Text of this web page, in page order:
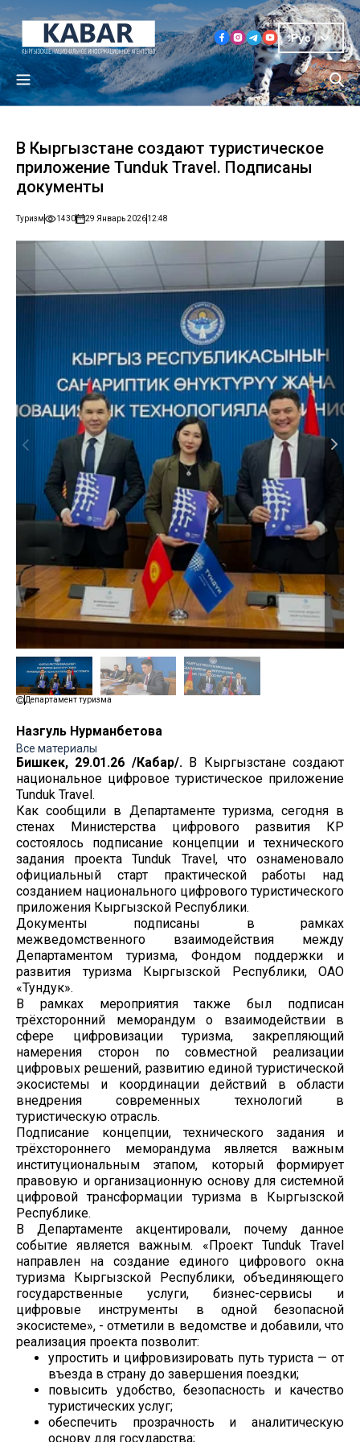
Рус
В Кыргызстане создают туристическое
приложение Tunduk Travel. Подписаны
документы
Туризм 1430 29 Январь 202612:48
Департамент туризма
Назгуль Нурманбетова
Все материалы
Бишкек, 29.01.26 /Кабар/. В Кыргызстане создают
национальное цифровое туристическое приложение
Tunduk Travel.
Как сообщили в Департаменте туризма, сегодня в
стенах Министерства цифрового развития КР
состоялось подписание концепции и технического
задания проекта Tunduk Travel, что ознаменовало
официальный старт практической работы над
созданием национального цифрового туристического
приложения Кыргызской Республики.
Документы подписаны в рамках
межведомственного взаимодействия между
Департаментом туризма, Фондом поддержки и
развития туризма Кыргызской Республики, ОАО
«Тундук».
В рамках мероприятия также был подписан
трёхсторонний меморандум о взаимодействии в
сфере цифровизации туризма, закрепляющий
намерения сторон по совместной реализации
цифровых решений, развитию единой туристической
экосистемы и координации действий в области
внедрения современных технологий в
туристическую отрасль.
Подписание концепции, технического задания и
трёхстороннего меморандума является важным
институциональным этапом, который формирует
правовую и организационную основу для системной
цифровой трансформации туризма в Кыргызской
Республике.
В Департаменте акцентировали, почему данное
событие является важным. «Проект Tunduk Travel
направлен на создание единого цифрового окна
туризма Кыргызской Республики, объединяющего
государственные услуги, бизнес-сервисы и
цифровые инструменты в одной безопасной
экосистеме», - отметили в ведомстве и добавили, что
реализация проекта позволит:
упростить и цифровизировать путь туриста — от
въезда в страну до завершения поездки;
повысить удобство, безопасность и качество
туристических услуг;
обеспечить прозрачность и аналитическую
основу для государства;